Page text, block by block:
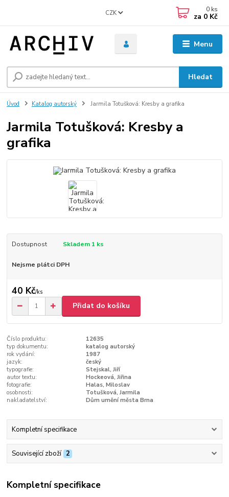
Menu
CZK
Hledat
0 ks
za 0 Kč
Úvod Katalog autorský Jarmila Totušková: Kresby a grafika
Jarmila Totušková: Kresby a
grafika
Dostupnost Skladem 1 ks
Nejsme plátci DPH
40 Kč/ks
Přidat do košíku
Číslo produktu:
12635
typ dokumentu:
katalog autorský
rok vydání:
1987
jazyk:
český
typografie:
Stejskal, Jiří
autor textu:
Hockeová, Jiřina
fotografie:
Halas, Miloslav
osobnosti:
Totušková, Jarmila
nakladatelství:
Dům umění města Brna
Kompletní specifikace
Související zboží 2
Kompletní specifikace